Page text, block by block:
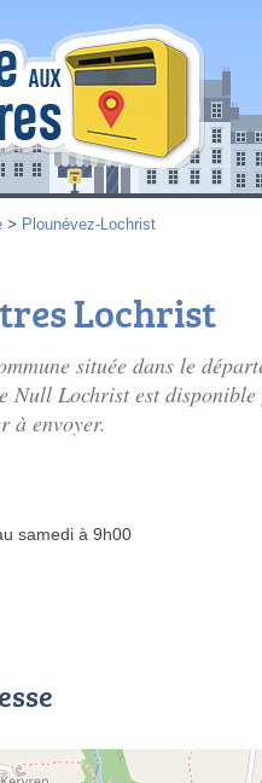
> Plounévez-Lochrist
Lochrist
située dans le
Null Lochrist est
à envoyer.
samedi à 9h00